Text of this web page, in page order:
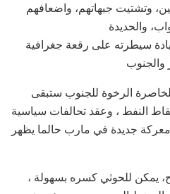
وتشتيت جبهاتهم، واضعافهم
والحديدة
سيطرته على رقعة جغرافية
والجنوب
الرخوة للجنوب ستبقى
النفط ، وعقد تحالفات سياسية
جديدة في مارب حالما يظهر
يمكن للحوثي كسره بسهولة ،